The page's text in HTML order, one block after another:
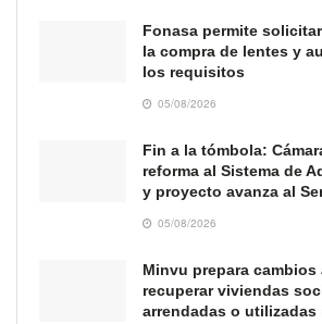
Fonasa permite
la compra de lentes y
los requisitos
05/08/2026
Fin a la tómbola:
reforma al Sistema de
y proyecto avanza al
05/08/2026
Minvu prepara cambios
recuperar viviendas
arrendadas o utilizadas